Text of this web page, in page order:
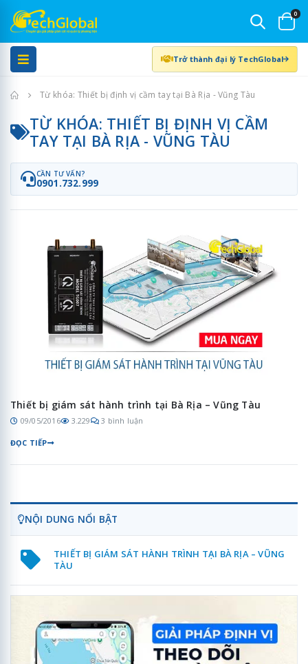
0
Trở thành đại lý TechGlobal
Trang chủTừ khóa: Thiết bị định vị cầm tay tại Bà Rịa - Vũng Tàu
TỪ KHÓA: THIẾT BỊ ĐỊNH VỊ CẦM
TAY TẠI BÀ RỊA - VŨNG TÀU
CẦN TƯ VẤN?
0901.732.999
Thiết bị giám sát hành trình tại Bà Rịa – Vũng Tàu
09/05/2016 3.229 3 bình luận
ĐỌC TIẾP
NỘI DUNG NỔI BẬT
THIẾT BỊ GIÁM SÁT HÀNH TRÌNH TẠI BÀ RỊA – VŨNG
TÀU